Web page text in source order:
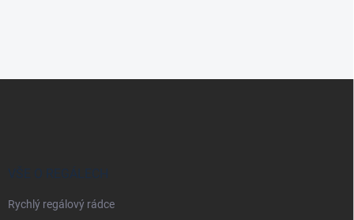
VŠE O REGÁLECH
Rychlý regálový rádce